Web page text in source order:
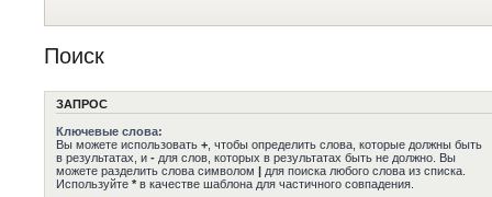
Поиск
ЗАПРОС
Ключевые слова:
Вы можете использовать + , чтобы определить слова, которые должны быть
в результатах, и - для слов, которых в результатах быть не должно. Вы
можете разделить слова символом | для поиска любого слова из списка.
Используйте * в качестве шаблона для частичного совпадения.